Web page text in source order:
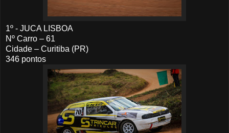
1º - JUCA LISBOA
Nº Carro – 61
Cidade – Curitiba (PR)
346 pontos